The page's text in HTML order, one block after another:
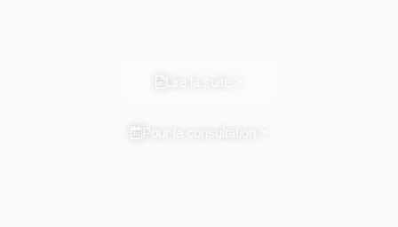
Pour la consultation >